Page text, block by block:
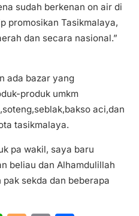
sudah berkenan on air di
promosikan Tasikmalaya,
dan secara nasional.”
ada bazar yang
produk umkm
aci,dan
tasikmalaya.
pa wakil, saya baru
beliau dan Alhamdulillah
sekda dan beberapa